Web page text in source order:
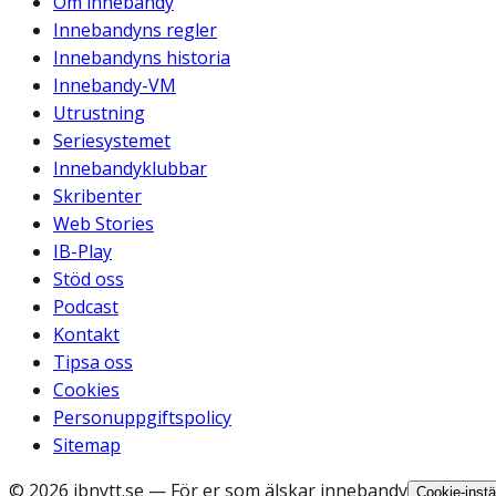
Innebandyns regler
Innebandyns historia
Innebandy-VM
Utrustning
Seriesystemet
Innebandyklubbar
Skribenter
Web Stories
IB-Play
Stöd oss
Podcast
Kontakt
Tipsa oss
Cookies
Personuppgiftspolicy
Sitemap
© 2026 ibnytt.se — För er som älskar innebandy Cookie-